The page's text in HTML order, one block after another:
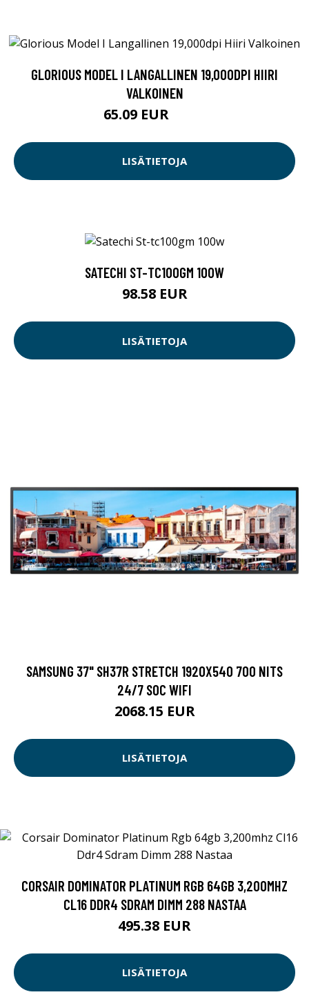
GLORIOUS MODEL I LANGALLINEN 19,000DPI HIIRI
VALKOINEN
65.09 EUR
LISÄTIETOJA
SATECHI ST-TC100GM 100W
98.58 EUR
LISÄTIETOJA
SAMSUNG 37" SH37R STRETCH 1920X540 700 NITS
24/7 SOC WIFI
2068.15 EUR
LISÄTIETOJA
CORSAIR DOMINATOR PLATINUM RGB 64GB 3,200MHZ
CL16 DDR4 SDRAM DIMM 288 NASTAA
495.38 EUR
LISÄTIETOJA